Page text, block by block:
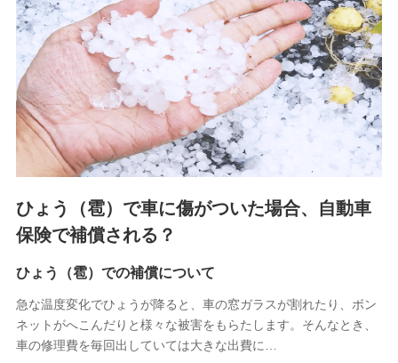
連する当社および提携会社のサービスを案内、提供するため
（なお、当社は複数の保険会社と取引があり、取得した個人
情報を取引のある他の保険会社の商品・サービスをご提案す
るために利用させていただくことがあります。）
上記に係る連絡・手続き・管理等付帯業務を行うため
3.セミナー募集サイトから取得した個人情報
各種セミナーの案内、開催のため
上記に係る連絡・手続き・管理等付帯業務を行うため
4.家族・友達紹介にて取得した個人情報
被紹介者への連絡、及び当社と取引のあるもしくは委託を受
けている保険会社・提携会社の保険その他に関する情報を提
供し、金融商品等の契約を勧奨するため
アンケートやキャンペーン等の実施のため
上記に係る連絡・手続き・管理等付帯業務を行うため
5.通話録音にて取得する情報
ひょう（雹）で車に傷がついた場合、自動車
保険で補償される？
ひょう（雹）での補償について
急な温度変化でひょうが降ると、車の窓ガラスが割れたり、ボン
ネットがへこんだりと様々な被害をもらたします。そんなとき、
車の修理費を毎回出していては大きな出費に…